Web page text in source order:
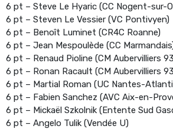
6 pt – Steve Le Hyaric (CC Nogent-sur-
6 pt – Steven Le Vessier (VC Pontivyen)
6 pt – Benoît Luminet (CR4C Roanne)
6 pt – Jean Mespoulède (CC
6 pt – Renaud Pioline (CM Aubervilliers
6 pt – Ronan Racault (CM Aubervilliers
6 pt – Martial Roman (UC Nantes-
6 pt – Fabien Sanchez (AVC Aix-en-
6 pt – Mickaël Szkolnik (Entente Sud
6 pt – Angelo Tulik (Vendée U)